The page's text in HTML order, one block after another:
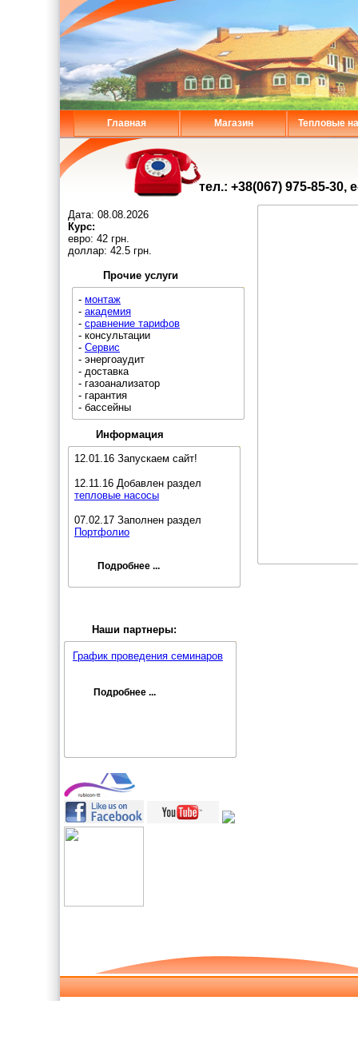
Главная Магазин Тепловые
тел.: +38(067) 975-85-30,
Дата: 08.08.2026
Курс:
евро: 42 грн.
доллар: 42.5 грн.
Прочие услуги
- монтаж
- академия
- сравнение тарифов
- консультации
- Сервис
- энергоаудит
- доставка
- газоанализатор
- гарантия
- бассейны
Информация
12.01.16 Запускаем сайт!
12.11.16 Добавлен раздел
тепловые насосы
07.02.17 Заполнен раздел
Портфолио
Подробнее ...
Наши партнеры:
График проведения семинаров
Подробнее ...